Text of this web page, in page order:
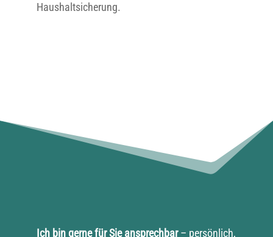
Haushaltsicherung.
Ich bin gerne für Sie ansprechbar– persönlich,